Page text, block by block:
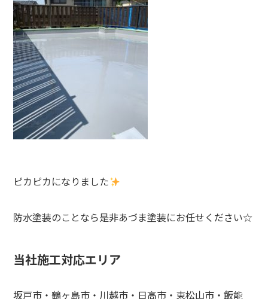
ピカピカになりました
防水塗装のことなら是非あづま塗装にお任せください☆
当社施工対応エリア
坂戸市・鶴ヶ島市・川越市・日高市・東松山市・飯能